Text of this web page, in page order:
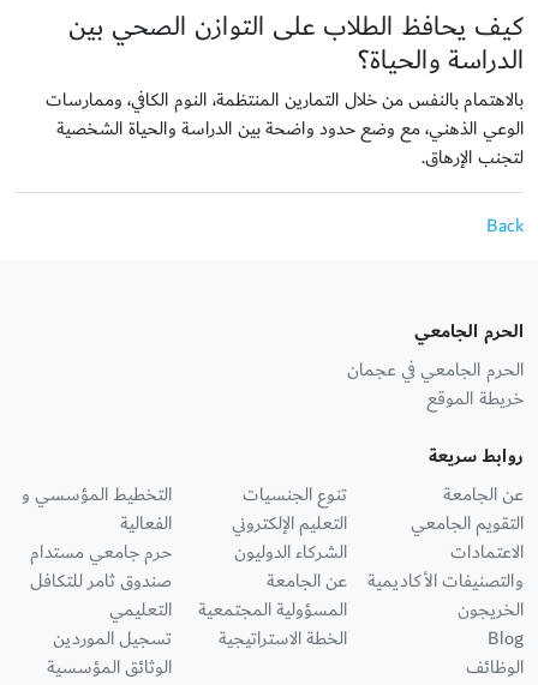
كيف يحافظ الطلاب على التوازن الصحي بين
الدراسة والحياة؟
بالاهتمام بالنفس من خلال التمارين المنتظمة، النوم الكافي، وممارسات
الوعي الذهني، مع وضع حدود واضحة بين الدراسة والحياة الشخصية
لتجنب الإرهاق.
Back
الحرم الجامعي
الحرم الجامعي في عجمان
خريطة الموقع
روابط سريعة
عن الجامعة
التقويم الجامعي
الاعتمادات
والتصنيفات الأكاديمية
الخريجون
Blog
الوظائف
تنوع الجنسيات
التعليم الإلكتروني
الشركاء الدوليون
عن الجامعة
المسؤولية المجتمعية
الخطة الاستراتيجية
التخطيط المؤسسي و
الفعالية
حرم جامعي مستدام
صندوق ثامر للتكافل
التعليمي
تسجيل الموردين
الوثائق المؤسسية